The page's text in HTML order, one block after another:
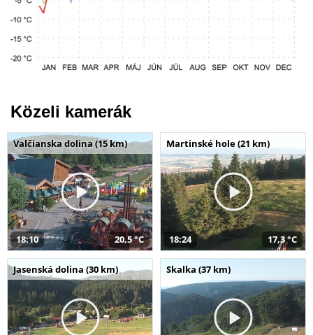
Közeli kamerák
Valčianska dolina (15 km)
18:10 20,5 °C
Martinské hole (21 km)
18:24 17,3 °C
Jasenská dolina (30 km) Skalka (37 km)